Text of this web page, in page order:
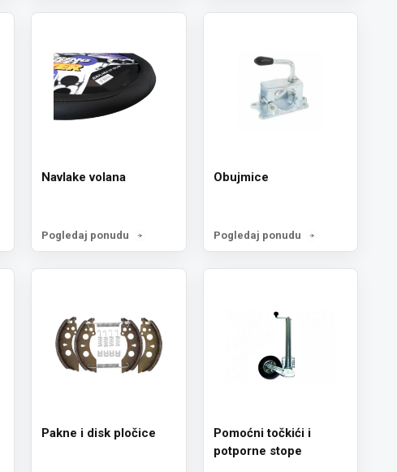
Navlake volana
Pogledaj ponudu
Obujmice
Pogledaj ponudu
Pakne i disk pločice
Pomoćni točkići i
potporne stope